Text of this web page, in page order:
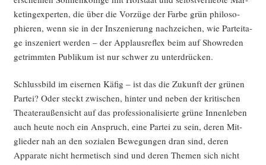
ke­ting­ex­per­ten, die über die Vor­zü­ge der Far­be grün phi­lo­so­
phie­ren, wenn sie in der Insze­nie­rung nach­zei­chen, wie Par­tei­ta­
ge insze­niert wer­den – der Applaus­re­flex beim auf Show­re­den
getrimm­ten Publi­kum ist nur schwer zu unterdrücken.
Schluss­bild im eiser­nen Käfig – ist das die Zukunft der grü­nen
Par­tei? Oder steckt zwi­schen, hin­ter und neben der kri­ti­schen
Thea­ter­au­ßen­sicht auf das pro­fes­sio­na­li­sier­te grü­ne Innen­le­ben
auch heu­te noch ein Anspruch, eine Par­tei zu sein, deren Mit­
glie­der nah an den sozia­len Bewe­gun­gen dran sind, deren
Appa­ra­te nicht her­me­tisch sind und deren The­men sich nicht